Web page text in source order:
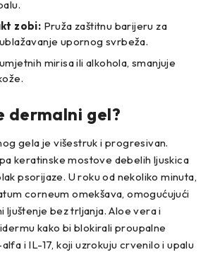
zobi: Pruža zaštitnu barijeru za
upornog svrbeža.
mirisa ili alkohola, smanjuje
dermalni gel?
gela je višestruk i progresivan.
keratinske mostove debelih ljuskica
psorijaze. U roku od nekoliko minuta,
corneum omekšava, omogućujući
ljuštenje bez trljanja. Aloe vera i
kako bi blokirali proupalne
i IL-17, koji uzrokuju crvenilo i upalu